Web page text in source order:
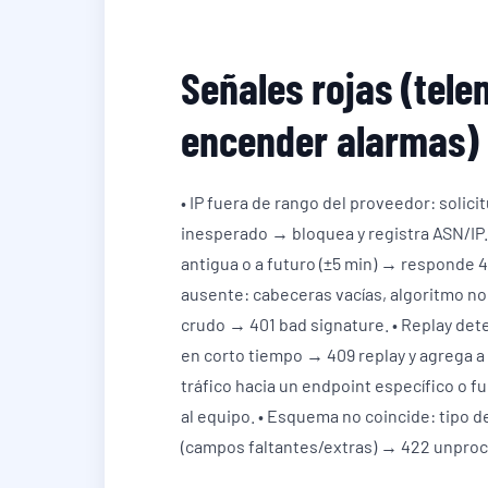
Señales rojas
encender alarmas)
• IP fuera de rango del proveedor:
inesperado → bloquea y registra ASN/
antigua o a futuro (±5 min) → responde
ausente: cabeceras vacías, algoritmo
crudo → 401 bad signature. • Replay
en corto tiempo → 409 replay y agrega
tráfico hacia un endpoint específico o
al equipo. • Esquema no coincide: tipo
(campos faltantes/extras) → 422